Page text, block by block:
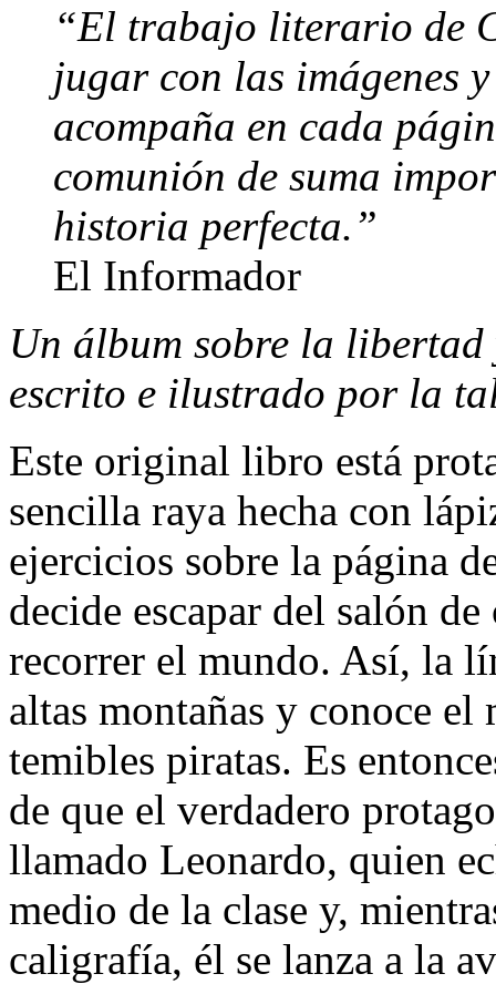
“El trabajo literario de
jugar con las imágenes
acompaña en cada
comunión de suma
historia perfecta.”
El Informador
Un álbum sobre la
escrito e ilustrado por la
Este original libro está
sencilla raya hecha con
ejercicios sobre la página
decide escapar del salón
recorrer el mundo. Así, la
altas montañas y conoce el
temibles piratas. Es
de que el verdadero
llamado Leonardo, quien
medio de la clase y,
caligrafía, él se lanza a la